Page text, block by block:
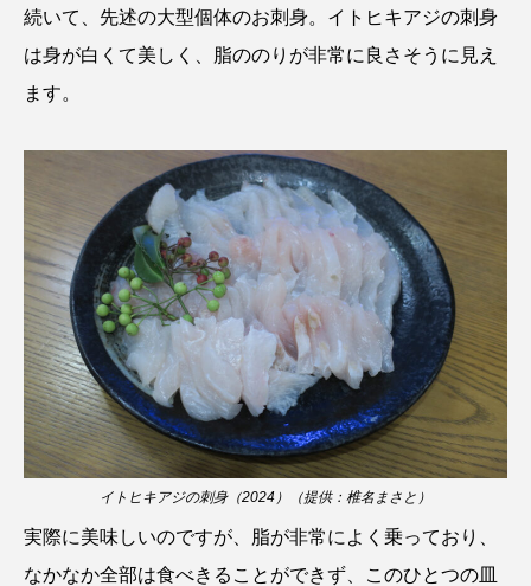
トラフザメ トラフシャコ トンボ
ナンヨウマンタ ニギス ニシキアナゴ
ニシキフウライウオ ニシシマドジョウ
ニジハギ ニジマス ニセゴイシウツボ
ニフレル ニホンカワウソ ニホンザリガニ
ニホンナマズ ニュウドウカジカ
ヌノサラシ ヌマガエル ヌマムツ
ネコギギ ネコザメ ノコギリダイ
続いて、先述の大型個体のお刺身。イトヒキアジの刺身
は身が白くて美しく、脂ののりが非常に良さそうに見え
ます。
イトヒキアジの刺身（2024）（提供：椎名まさと）
実際に美味しいのですが、脂が非常によく乗っており、
なかなか全部は食べきることができず、このひとつの皿